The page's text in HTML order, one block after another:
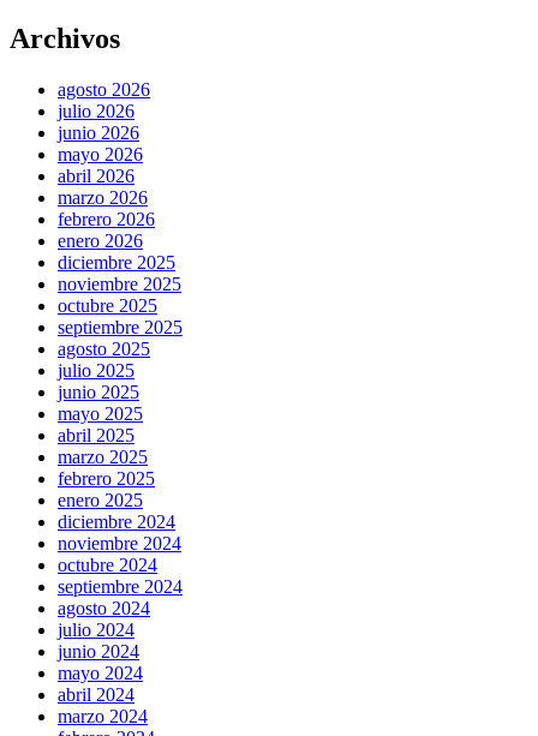
Archivos
agosto 2026
julio 2026
junio 2026
mayo 2026
abril 2026
marzo 2026
febrero 2026
enero 2026
diciembre 2025
noviembre 2025
octubre 2025
septiembre 2025
agosto 2025
julio 2025
junio 2025
mayo 2025
abril 2025
marzo 2025
febrero 2025
enero 2025
diciembre 2024
noviembre 2024
octubre 2024
septiembre 2024
agosto 2024
julio 2024
junio 2024
mayo 2024
abril 2024
marzo 2024